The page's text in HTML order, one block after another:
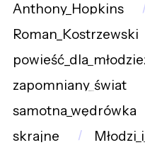
Anthony_Hopkins
Roman_Kostrzewski
zapomniany_świat
samotna_wędrówka
skrajne